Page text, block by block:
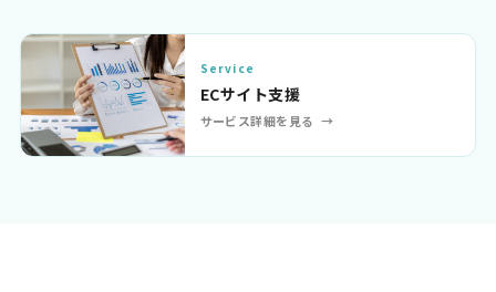
Service
ECサイト支援
サービス詳細を見る